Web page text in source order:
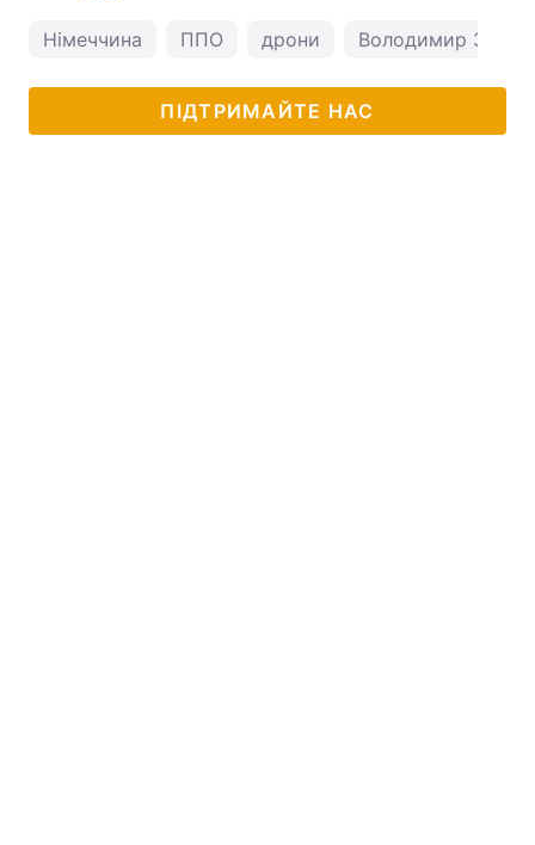
Німеччина ППО дрони Володимир
ПІДТРИМАЙТЕ НАС